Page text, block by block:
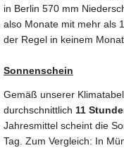
in Berlin 570 mm
also Monate mit mehr als
der Regel in keinem
Sonnenschein
Gemäß unserer
durchschnittlich 11
Jahresmittel scheint die
Tag. Zum Vergleich: In